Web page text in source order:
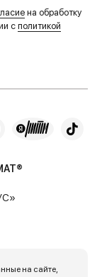
на обработку
с политикой
на сайте,